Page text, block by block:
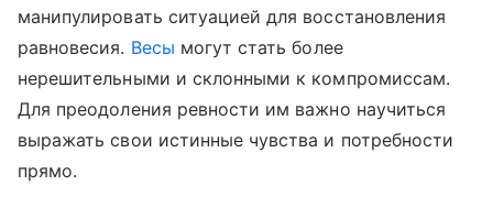
манипулировать ситуацией для восстановления
равновесия. Весы могут стать более
нерешительными и склонными к компромиссам.
Для преодоления ревности им важно научиться
выражать свои истинные чувства и потребности
прямо.